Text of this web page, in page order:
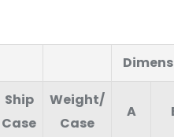
Ship
Case
Weight/
Case
A